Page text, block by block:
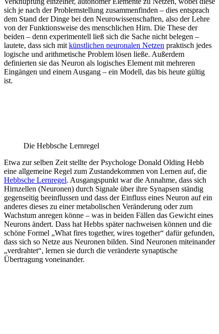
sich je nach der Problemstellung zusammenfinden – dies entsprach
dem Stand der Dinge bei den Neurowissenschaften, also der Lehre
von der Funktionsweise des menschlichen Hirn. Die These der
beiden – denn experimentell ließ sich die Sache nicht belegen –
lautete, dass sich mit künstlichen neuronalen Netzen praktisch jedes
logische und arithmetische Problem lösen ließe. Außerdem
definierten sie das Neuron als logisches Element mit mehreren
Eingängen und einem Ausgang – ein Modell, das bis heute gültig
ist.
Die Hebbsche Lernregel
Etwa zur selben Zeit stellte der Psychologe Donald Olding Hebb
eine allgemeine Regel zum Zustandekommen von Lernen auf, die
Hebbsche Lernregel. Ausgangspunkt war die Annahme, dass sich
Hirnzellen (Neuronen) durch Signale über ihre Synapsen ständig
gegenseitig beeinflussen und dass der Einfluss eines Neuron auf ein
anderes dieses zu einer metabolischen Veränderung oder zum
Wachstum anregen könne – was in beiden Fällen das Gewicht eines
Neurons ändert. Dass hat Hebbs später nachweisen können und die
schöne Formel „What fires together, wires together“ dafür gefunden,
dass sich so Netze aus Neuronen bilden. Sind Neuronen miteinander
„verdrahtet“, lernen sie durch die veränderte synaptische
Übertragung voneinander.